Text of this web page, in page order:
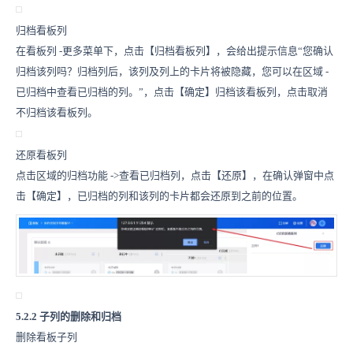
归档看板列
在看板列 -更多菜单下，点击【归档看板列】，会给出提示信息“您确认
归档该列吗？归档列后，该列及列上的卡片将被隐藏，您可以在区域 -
已归档中查看已归档的列。”，点击【确定】归档该看板列，点击取消
不归档该看板列。
还原看板列
点击区域的归档功能 ->查看已归档列，点击【还原】，在确认弹窗中点
击【确定】，已归档的列和该列的卡片都会还原到之前的位置。
5.2.2 子列的删除和归档
删除看板子列